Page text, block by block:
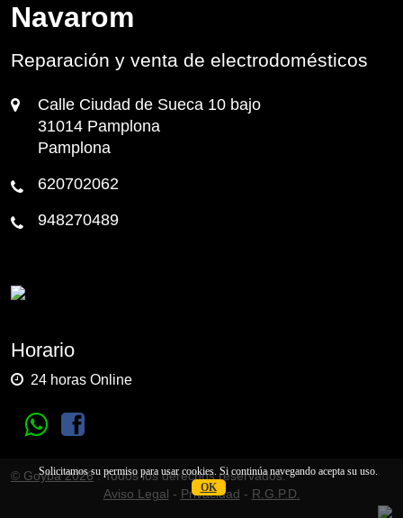
Navarom
Reparación y venta de electrodomésticos
Calle Ciudad de Sueca 10 bajo
31014 Pamplona
Pamplona
620702062
948270489
Horario
24 horas Online
© Goyba 2026. Todos los derechos reservados.
Aviso Legal - Privacidad - R.G.P.D.
Solicitamos su permiso para usar cookies. Si continúa navegando acepta su uso.
OK